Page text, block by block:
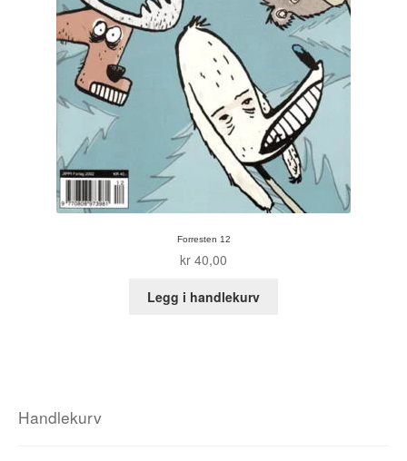
Forresten 12
kr 40,00
Legg i handlekurv
Handlekurv